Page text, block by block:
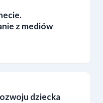
z mediów
dziecka